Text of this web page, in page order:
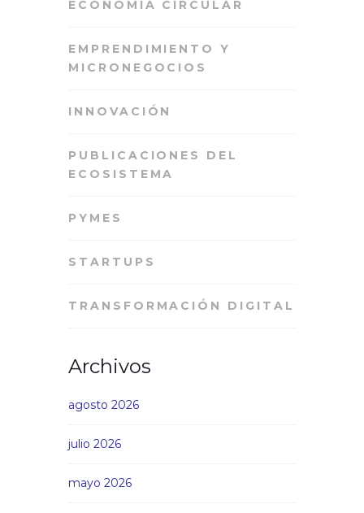
ECONOMÍA CIRCULAR
EMPRENDIMIENTO Y
MICRONEGOCIOS
INNOVACIÓN
PUBLICACIONES DEL
ECOSISTEMA
PYMES
STARTUPS
TRANSFORMACIÓN DIGITAL
Archivos
agosto 2026
julio 2026
mayo 2026